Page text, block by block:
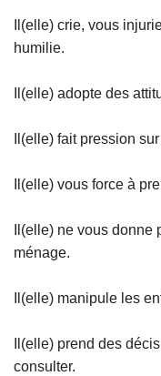
Il(elle) crie, vous
humilie.
Il(elle) adopte des
Il(elle) fait pression
Il(elle) vous force à
Il(elle) ne vous
ménage.
Il(elle) manipule les
Il(elle) prend des
consulter.